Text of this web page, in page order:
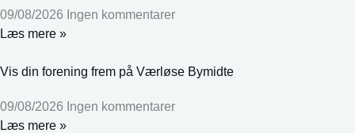
09/08/2026 Ingen kommentarer
Læs mere »
Vis din forening frem på Værløse Bymidte
09/08/2026 Ingen kommentarer
Læs mere »